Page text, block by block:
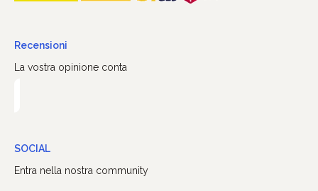
Recensioni
La vostra opinione conta
SOCIAL
Entra nella nostra community